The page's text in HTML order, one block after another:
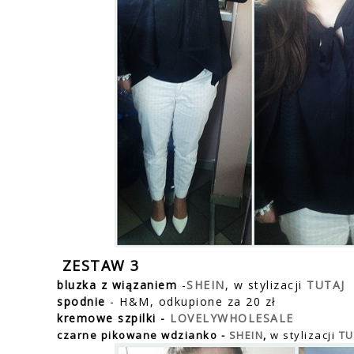
ZESTAW 3
bluzka z wiązaniem -SHEIN, w stylizacji TUTAJ
spodnie - H&M, odkupione za 20 zł
kremowe szpilki - LOVELYWHOLESALE
czarne pikowane wdzianko - SHEIN, w stylizacji